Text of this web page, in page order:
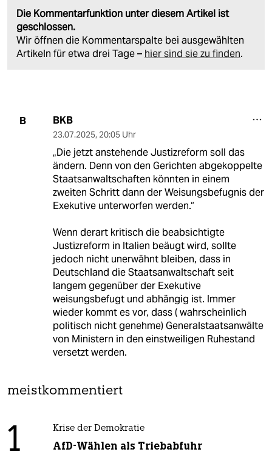
Die Kommentarfunktion unter diesem Artikel ist
geschlossen.
Wir öffnen die Kommentarspalte bei ausgewählten
Artikeln für etwa drei Tage – hier sind sie zu finden.
B BKB
23.07.2025, 20:05 Uhr
„Die jetzt anstehende Justizreform soll das
ändern. Denn von den Gerichten abgekoppelte
Staatsanwaltschaften könnten in einem
zweiten Schritt dann der Weisungsbefugnis der
Exe­kutive unterworfen werden.“
Wenn derart kritisch die beabsichtigte
Justizreform in Italien beäugt wird, sollte
jedoch nicht unerwähnt bleiben, dass in
Deutschland die Staatsanwaltschaft seit
langem gegenüber der Exekutive
weisungsbefugt und abhängig ist. Immer
wieder kommt es vor, dass ( wahrscheinlich
politisch nicht genehme) Generalstaatsanwälte
von Ministern in den einstweiligen Ruhestand
versetzt werden.
meistkommentiert
1 Krise der Demokratie
AfD-Wählen als Triebabfuhr